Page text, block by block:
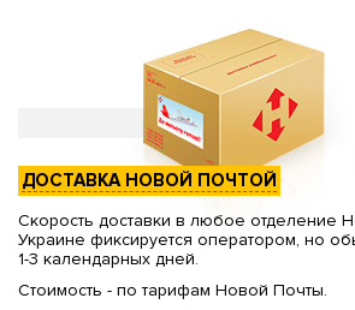
ДОСТАВКА НОВОЙ ПОЧТОЙ
Скорость доставки в любое отделение
Украине фиксируется оператором, но
1-3 календарных дней.
Стоимость - по тарифам Новой Почты.